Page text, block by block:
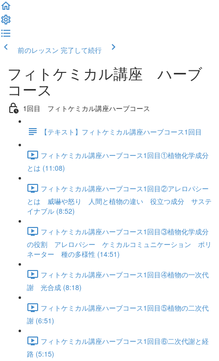
前のレッスン 完了して続行
フィトケミカル講座 ハーブ
コース
1回目 フィトケミカル講座ハーブコース
【テキスト】フィトケミカル講座ハーブコース1回目
フィトケミカル講座ハーブコース1回目①植物化学成分
とは (11:08)
フィトケミカル講座ハーブコース1回目②アレロパシー
とは 威嚇や怒り 人間と植物の違い 役立つ成分 サステ
イナブル (8:52)
フィトケミカル講座ハーブコース1回目③植物化学成分
の役割 アレロパシー ケミカルコミュニケーション ポリ
ネーター 種の多様性 (14:51)
フィトケミカル講座ハーブコース1回目④植物の一次代
謝 光合成 (8:18)
フィトケミカル講座ハーブコース1回目⑤植物の二次代
謝 (6:51)
フィトケミカル講座ハーブコース1回目⑥二次代謝と経
路 (5:15)